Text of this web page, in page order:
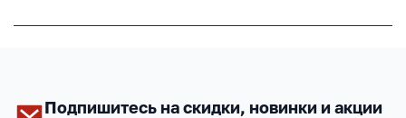
Подпишитесь на скидки, новинки и акции